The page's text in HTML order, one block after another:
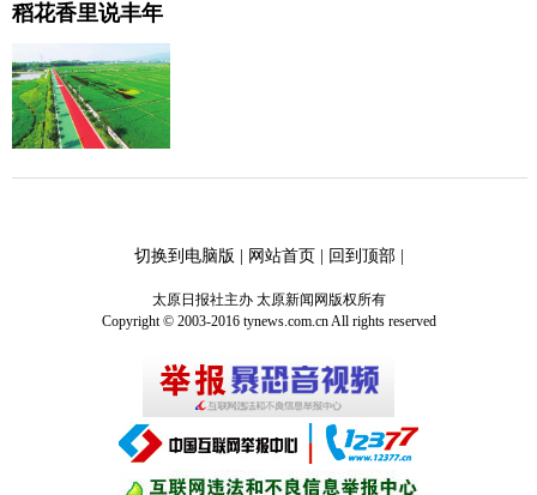
稻花香里说丰年
切换到电脑版 | 网站首页| 回到顶部|
太原日报社主办 太原新闻网版权所有
Copyright © 2003-2016 tynews.com.cn All rights reserved